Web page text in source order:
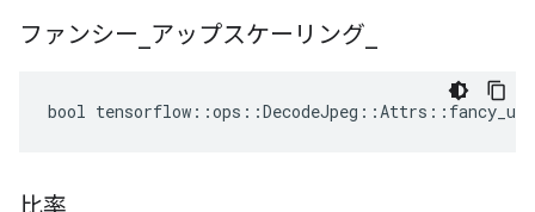
ファンシー アップスケーリング
bool